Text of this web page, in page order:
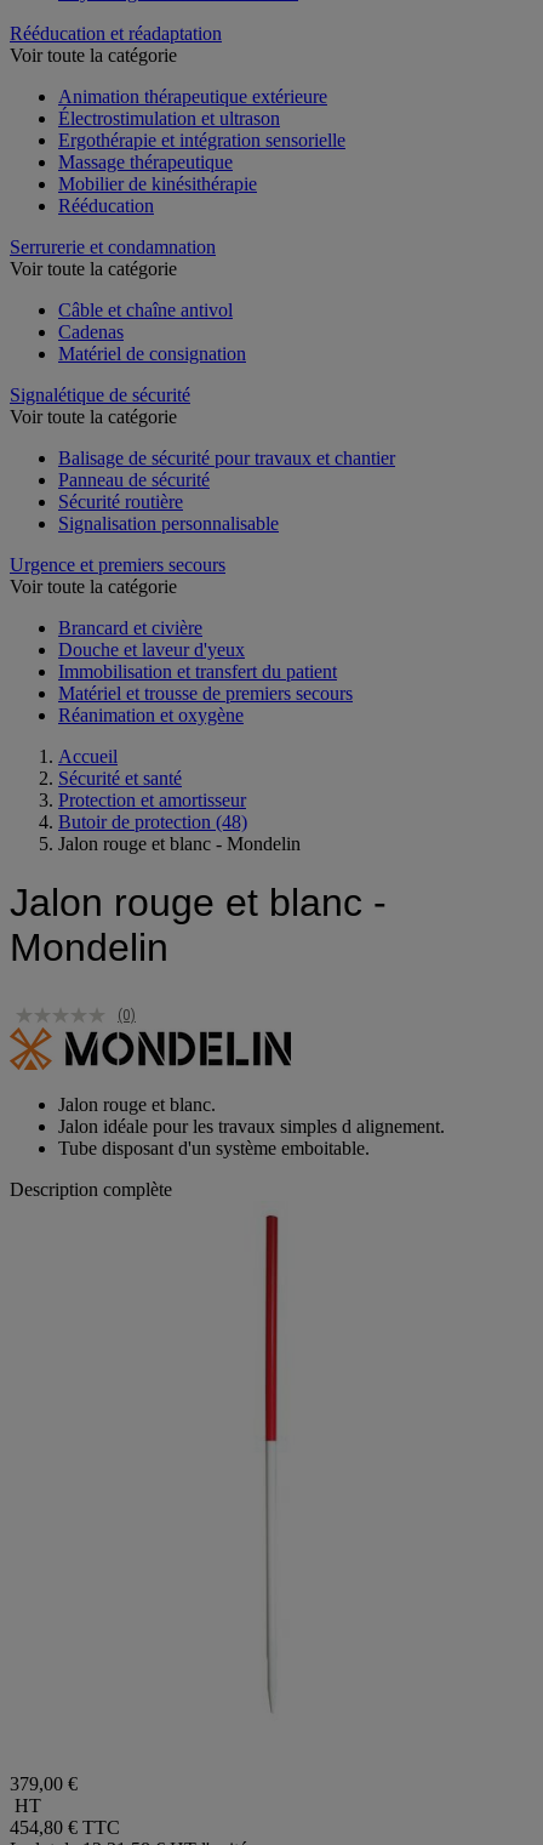
Rééducation et réadaptation
Animation thérapeutique extérieure
Électrostimulation et ultrason
Ergothérapie et intégration sensorielle
Massage thérapeutique
Mobilier de kinésithérapie
Serrurerie et condamnation
Câble et chaîne antivol
Cadenas
Signalétique de sécurité
Balisage de sécurité pour travaux et chantier
Panneau de sécurité
Sécurité routière
Urgence et premiers secours
Brancard et civière
Douche et laveur d'yeux
Immobilisation et transfert du patient
Matériel et trousse de premiers secours
Accueil
Sécurité et santé
Protection et amortisseur
Butoir de protection (48)
Jalon rouge et blanc -
Mondelin
(0)
Jalon rouge et blanc.
Jalon idéale pour les travaux simples d alignement.
379,00 €
HT